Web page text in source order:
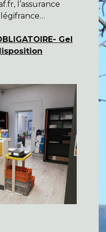
l’assurance
Gel